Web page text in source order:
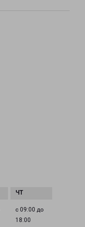
с 09:00 до
18:00